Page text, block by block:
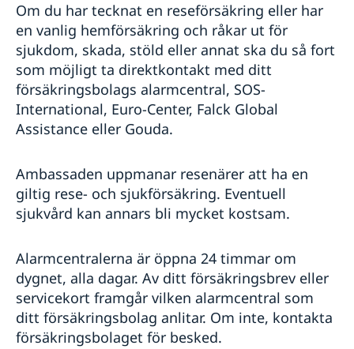
Provisoriskt pass
Samordningsnummer
Förnyelse av samordningsnummer
Medborgarskap
Registrera nyfödd utomlands
Anmälan om medborgarskap för barn födda utom­
lands före 1 april 2015 med svensk pappa
Förlora och behålla svenskt medborgarskap
Dubbelt medborgarskap
Levnadsintyg
Dödsfall i Bolivia
Avgifter
Legaliseringar i Bolivia
Rösta i Bolivia 2026
Ambassadens reseinformation
Aktuella händelser
Allmänna säkerhetsläget
In- och utresebestämmelser
Hälso- och sjukvård
Lokala lagar och sedvänjor
Kriminalitet och personlig säkerhet
Trafiksäkerhet
Service för svenska företag
Tjänster som erbjuds av svenska ambassaden
Svenska företag i utlandet
Om du har tecknat en reseförsäkring eller har
en vanlig hemförsäkring och råkar ut för
sjukdom, skada, stöld eller annat ska du så fort
som möjligt ta direktkontakt med ditt
försäkringsbolags alarmcentral, SOS-
International, Euro-Center, Falck Global
Assistance eller Gouda.
Ambassaden uppmanar resenärer att ha en
giltig rese- och sjukförsäkring. Eventuell
sjukvård kan annars bli mycket kostsam.
Alarmcentralerna är öppna 24 timmar om
dygnet, alla dagar. Av ditt försäkringsbrev eller
servicekort framgår vilken alarmcentral som
ditt försäkringsbolag anlitar. Om inte, kontakta
försäkringsbolaget för besked.